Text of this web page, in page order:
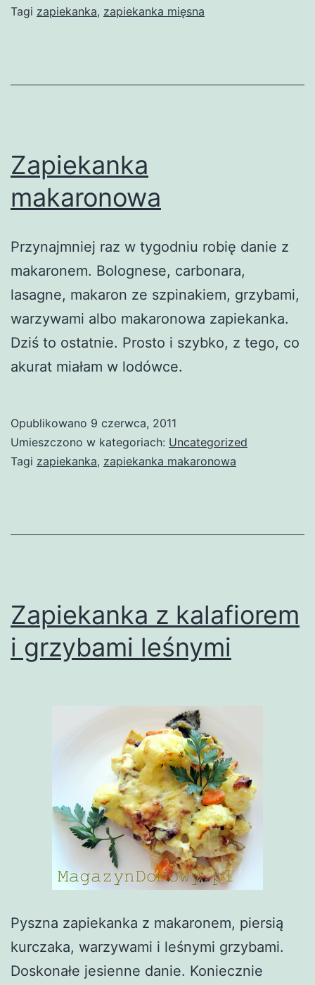
Tagi zapiekanka, zapiekanka mięsna
Zapiekanka
makaronowa
Przynajmniej raz w tygodniu robię danie z
makaronem. Bolognese, carbonara,
lasagne, makaron ze szpinakiem, grzybami,
warzywami albo makaronowa zapiekanka.
Dziś to ostatnie. Prosto i szybko, z tego, co
akurat miałam w lodówce.
Opublikowano 9 czerwca, 2011
Umieszczono w kategoriach: Uncategorized
Tagi zapiekanka, zapiekanka makaronowa
Zapiekanka z kalafiorem
i grzybami leśnymi
Pyszna zapiekanka z makaronem, piersią
kurczaka, warzywami i leśnymi grzybami.
Doskonałe jesienne danie. Koniecznie